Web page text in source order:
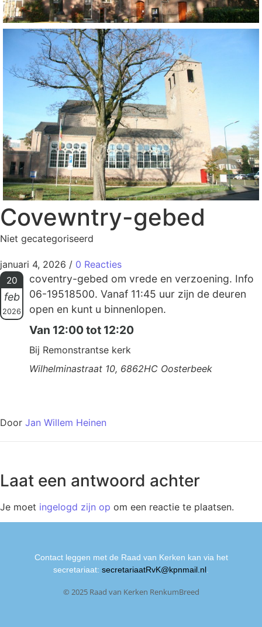
Covewntry-gebed
Niet gecategoriseerd
januari 4, 2026 / 0 Reacties
20
feb
2026
coventry-gebed om vrede en verzoening. Info
06-19518500. Vanaf 11:45 uur zijn de deuren
open en kunt u binnenlopen.
Van 12:00 tot 12:20
Bij Remonstrantse kerk
Wilhelminastraat 10, 6862HC Oosterbeek
Door Jan Willem Heinen
Laat een antwoord achter
Je moet ingelogd zijn op om een reactie te plaatsen.
Contact leggen met de Raad van Kerken kan via het
secretariaat: secretariaatRvK@kpnmail.nl.
© 2025 Raad van Kerken RenkumBreed